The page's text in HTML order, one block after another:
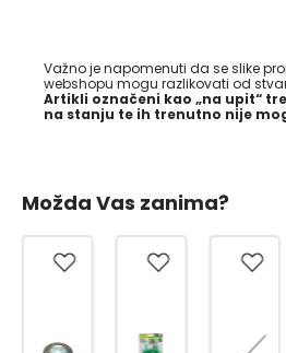
Važno je napomenuti da se slike
webshopu mogu razlikovati od
Artikli označeni kao „na upit“
na stanju te ih trenutno nije
Možda Vas zanima?